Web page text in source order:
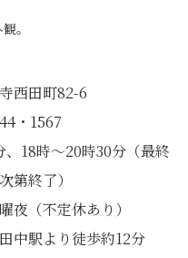
。
西田町82-6
・1567
18時～20時30分（最終
第終了）
夜（不定休あり）
中駅より徒歩約12分